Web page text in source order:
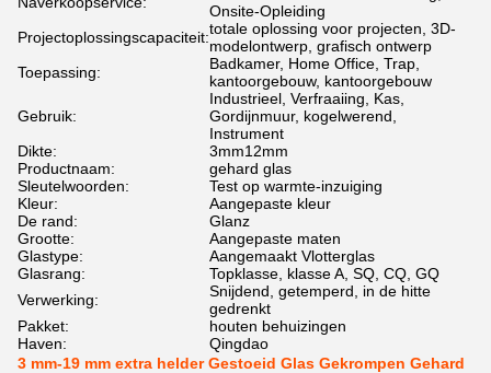
Onsite-Opleiding
Projectoplossingscapaciteit:totale oplossing voor projecten, 3D-
modelontwerp, grafisch ontwerp
Toepassing:
Badkamer, Home Office, Trap,
kantoorgebouw, kantoorgebouw
Gebruik:
Industrieel, Verfraaiing, Kas,
Gordijnmuur, kogelwerend,
Instrument
Dikte:
3mm12mm
Productnaam:
gehard glas
Sleutelwoorden:
Test op warmte-inzuiging
Kleur:
Aangepaste kleur
De rand:
Glanz
Grootte:
Aangepaste maten
Glastype:
Aangemaakt Vlotterglas
Glasrang:
Topklasse, klasse A, SQ, CQ, GQ
Verwerking:
Snijdend, getemperd, in de hitte
gedrenkt
Pakket:
houten behuizingen
Haven:
Qingdao
3 mm-19 mm extra helder Gestoeid Glas Gekrompen Gehard